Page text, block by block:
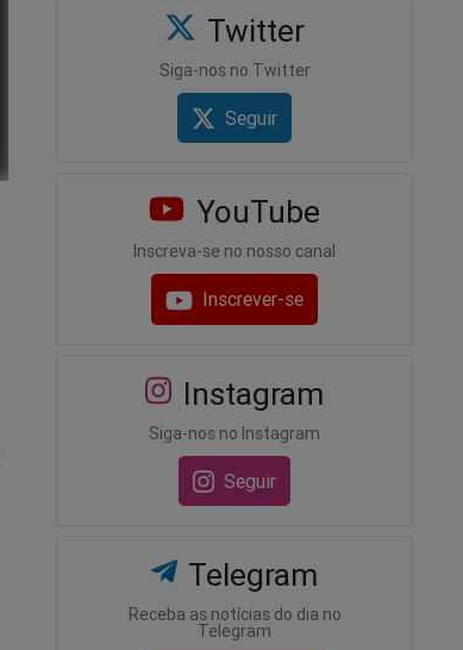
Twitter
Siga-nos no Twitter
Seguir
YouTube
Inscreva-se no nosso canal
Inscrever-se
Instagram
Siga-nos no Instagram
Seguir
Telegram
Receba as notícias do dia no
Telegram